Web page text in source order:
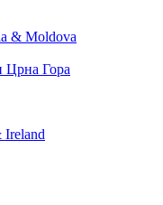
& Moldova
Црна Гора